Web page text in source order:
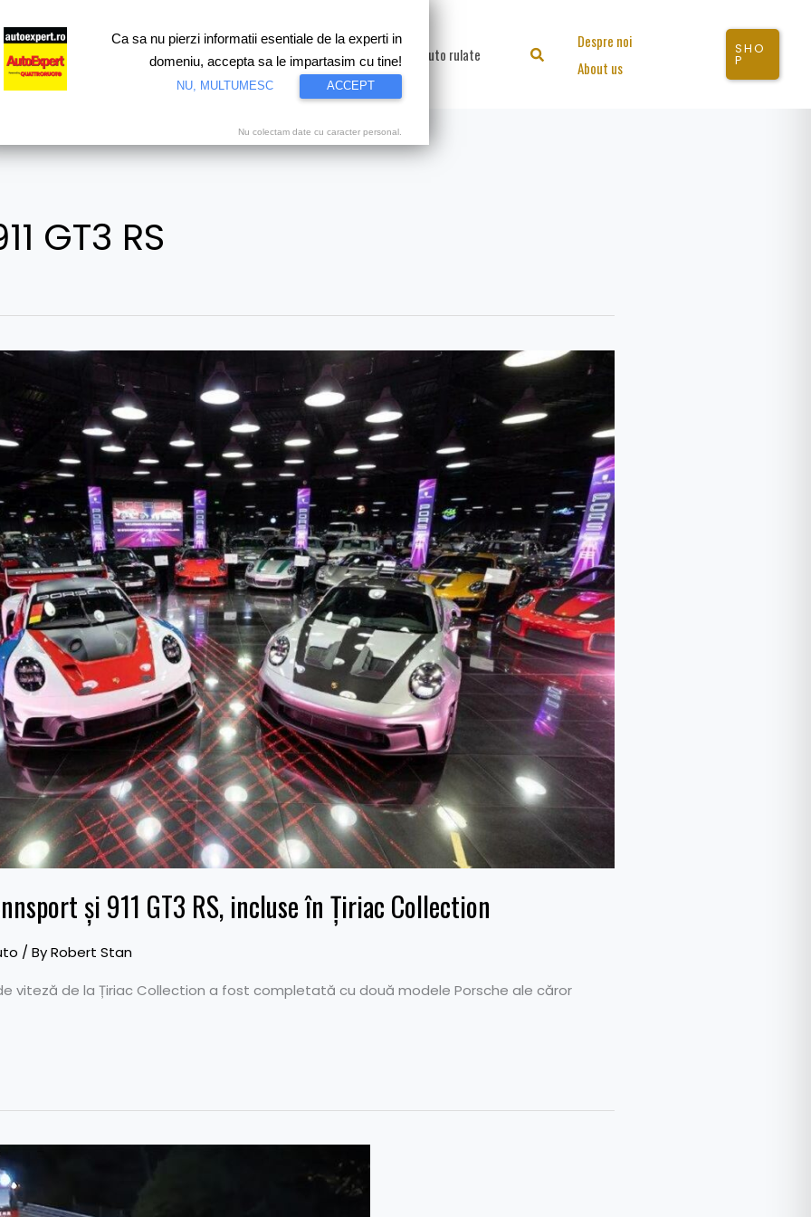
Test drive Motorsport Proiecte speciale Video Auto rulate Search
Despre noi
About us
SHO
P
GT3 RS
și 911 GT3 RS, incluse în Țiriac Collection
/ ByRobert Stan
viteză de la Țiriac Collection a fost completată cu două modele Porsche ale căror
Ca sa nu pierzi informatii esentiale de la experti in
domeniu, accepta sa le impartasim cu tine!
NU, MULTUMESC ACCEPT
Nu colectam date cu caracter personal.